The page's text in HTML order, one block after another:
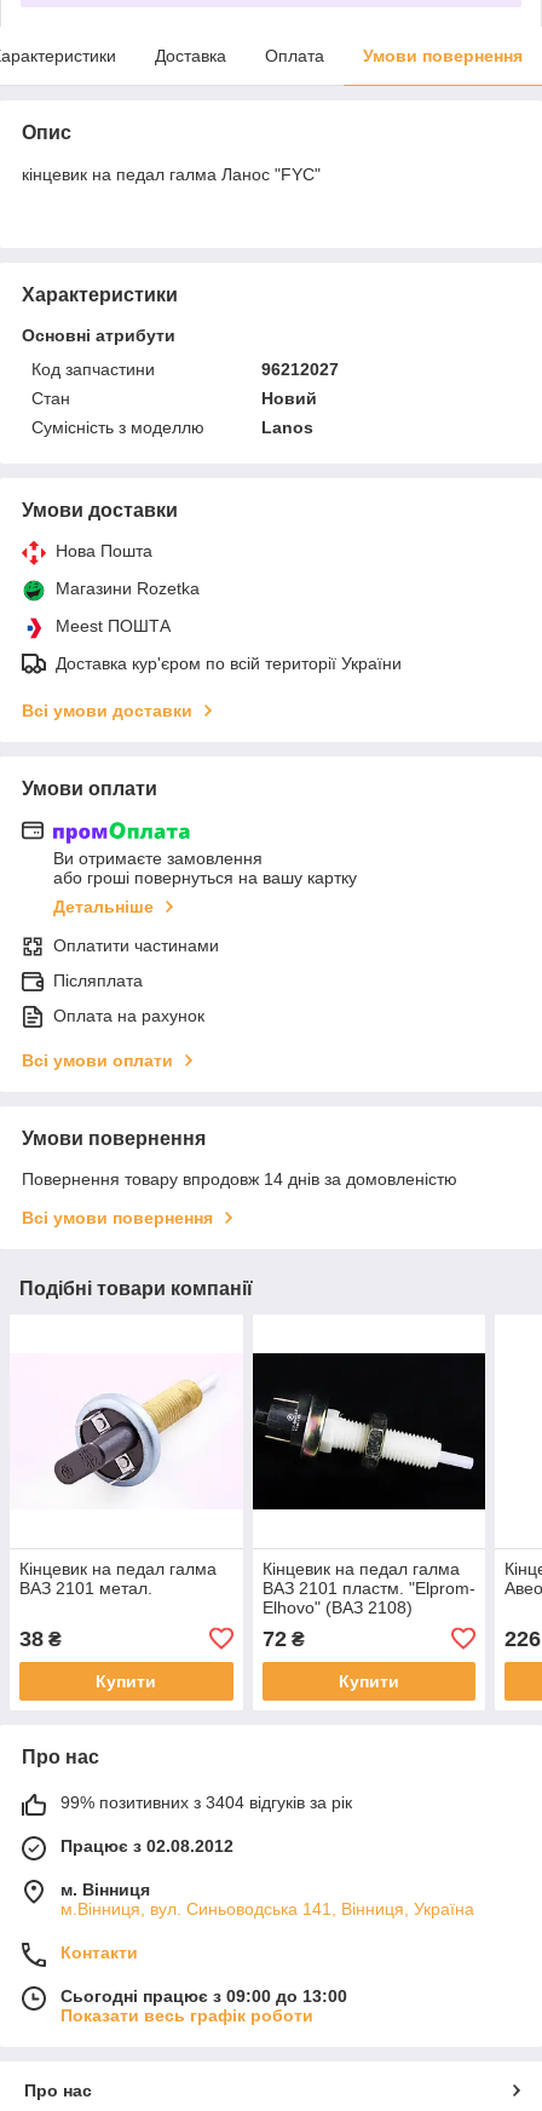
Доставка Оплата Умови повернення
Опис
кінцевик на педал галма Ланос "FYC"
Характеристики
Основні атрибути
Код запчастини
96212027
Стан
Новий
Сумісність з моделлю
Lanos
Умови доставки
Нова Пошта
Магазини Rozetka
Meest ПОШТА
Доставка кур'єром по всій території України
Всі умови доставки
Умови оплати
Ви отримаєте замовлення
або гроші повернуться на вашу картку
Детальніше
Оплатити частинами
Післяплата
Оплата на рахунок
Всі умови оплати
Умови повернення
Повернення товару впродовж 14 днів за домовленістю
Всі умови повернення
Подібні товари компанії
Кінцевик на педал галма
ВАЗ 2101 метал.
38 ₴
Купити
Кінцевик на педал галма
ВАЗ 2101 пластм. "Elprom-
Elhovo" (ВАЗ 2108)
72₴
Купити
226
Про нас
99% позитивних з 3404 відгуків за рік
Працює з 02.08.2012
м. Вінниця
м.Вінниця, вул. Синьоводська 141, Вінниця, Україна
Контакти
Сьогодні працює з 09:00 до 13:00
Показати весь графік роботи
Про нас